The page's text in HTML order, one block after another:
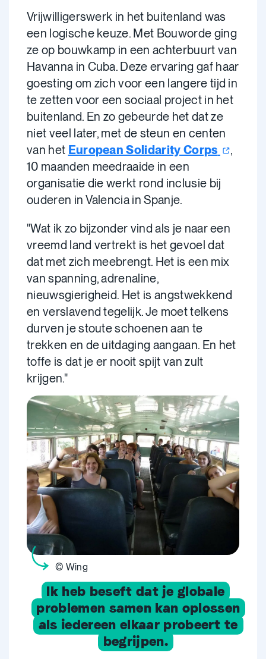
Vrijwilligerswerk in het buitenland was
een logische keuze. Met Bouworde ging
ze op bouwkamp in een achterbuurt van
Havanna in Cuba. Deze ervaring gaf haar
goesting om zich voor een langere tijd in
te zetten voor een sociaal project in het
buitenland. En zo gebeurde het dat ze
niet veel later, met de steun en centen
van het European Solidarity Corps
,
10 maanden meedraaide in een
organisatie die werkt rond inclusie bij
ouderen in Valencia in Spanje.
"Wat ik zo bijzonder vind als je naar een
vreemd land vertrekt is het gevoel dat
dat met zich meebrengt. Het is een mix
van spanning, adrenaline,
nieuwsgierigheid. Het is angstwekkend
en verslavend tegelijk. Je moet telkens
durven je stoute schoenen aan te
trekken en de uitdaging aangaan. En het
toffe is dat je er nooit spijt van zult
krijgen."
© Wing
Ik heb beseft dat je globale
problemen samen kan oplossen
als iedereen elkaar probeert te
begrijpen.